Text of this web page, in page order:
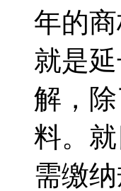
年的
就是
解，
料。
需缴